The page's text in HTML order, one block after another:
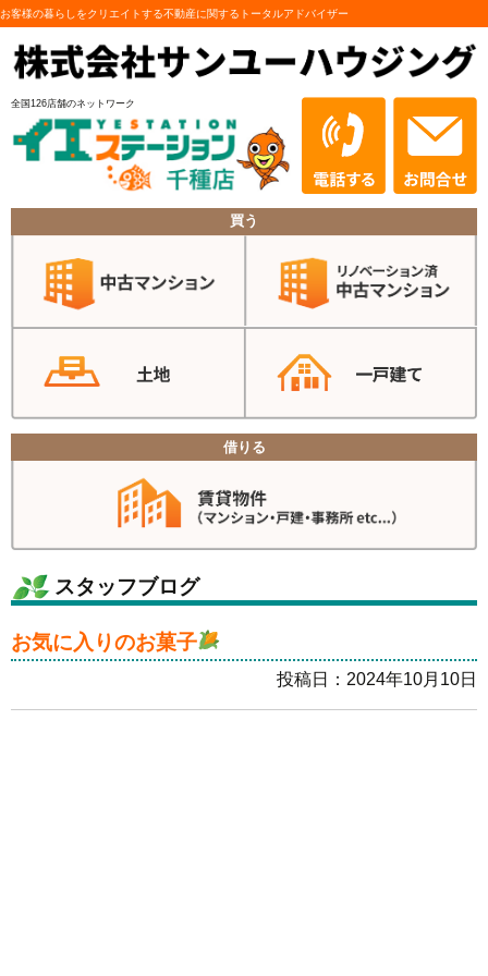
お客様の暮らしをクリエイトする不動産に関するトータルアドバイザー
全国126店舗のネットワーク
買う
借りる
スタッフブログ
お気に入りのお菓子
投稿日：2024年10月10日